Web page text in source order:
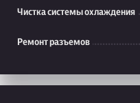
Чистка системы охлаждения
Ремонт разъемов